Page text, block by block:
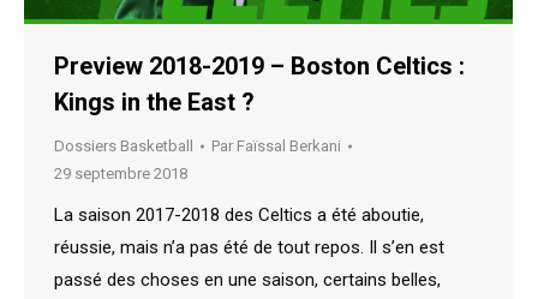
Preview 2018-2019 – Boston Celtics :
Kings in the East ?
Dossiers Basketball Par Faïssal Berkani
29 septembre 2018
La saison 2017-2018 des Celtics a été aboutie,
réussie, mais n’a pas été de tout repos. Il s’en est
passé des choses en une saison, certains belles,